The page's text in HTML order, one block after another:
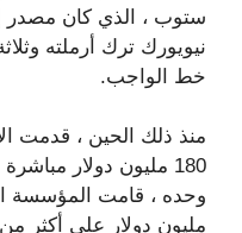
ستوب ، الذي كان مصدر
نيويورك ترك أرملته
خط الواجب.
منذ ذلك الحين ، قدمت